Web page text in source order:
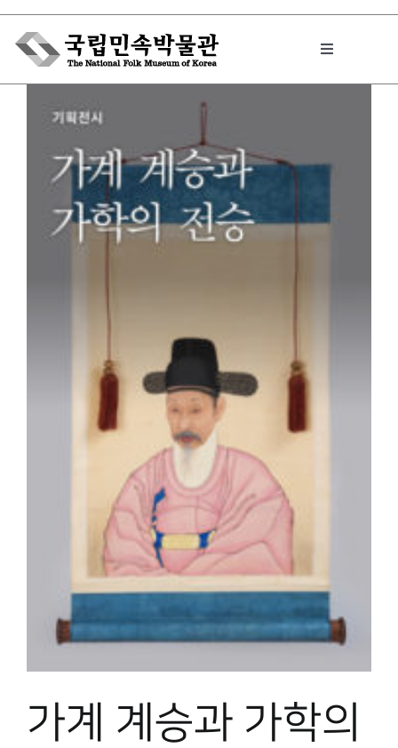
Skip
content
Toggle
박물관에서는
민속이야기
박물관 홈페이지
가계 계승과 가학의